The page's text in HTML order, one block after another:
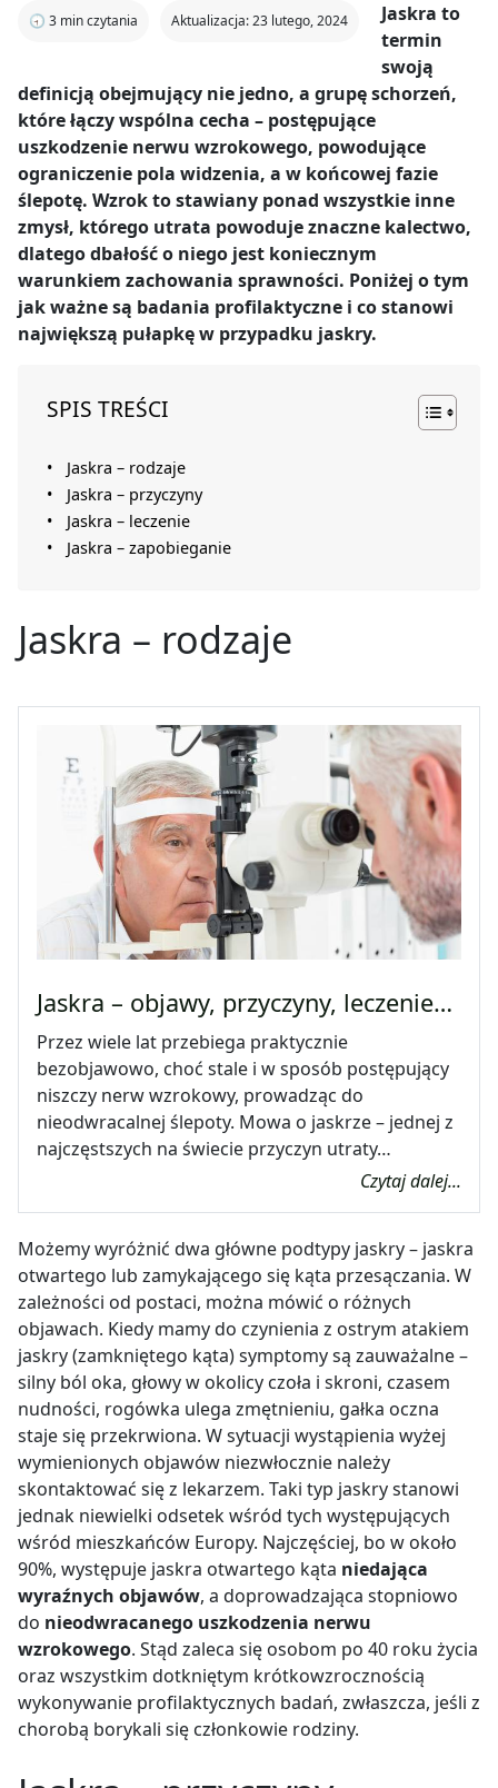
🕣 3 min czytania Aktualizacja: 23 lutego, 2024
Jaskra to
termin
swoją
definicją obejmujący nie jedno, a grupę schorzeń,
które łączy wspólna cecha – postępujące
uszkodzenie nerwu wzrokowego, powodujące
ograniczenie pola widzenia, a w końcowej fazie
ślepotę. Wzrok to stawiany ponad wszystkie inne
zmysł, którego utrata powoduje znaczne kalectwo,
dlatego dbałość o niego jest koniecznym
warunkiem zachowania sprawności. Poniżej o tym
jak ważne są badania profilaktyczne i co stanowi
największą pułapkę w przypadku jaskry.
SPIS TREŚCI
Jaskra – rodzaje
Jaskra – przyczyny
Jaskra – leczenie
Jaskra – zapobieganie
Jaskra – rodzaje
Jaskra – objawy, przyczyny, leczenie…
Przez wiele lat przebiega praktycznie
bezobjawowo, choć stale i w sposób postępujący
niszczy nerw wzrokowy, prowadząc do
nieodwracalnej ślepoty. Mowa o jaskrze – jednej z
najczęstszych na świecie przyczyn utraty…
Czytaj dalej...
Możemy wyróżnić dwa główne podtypy jaskry – jaskra
otwartego lub zamykającego się kąta przesączania. W
zależności od postaci, można mówić o różnych
objawach. Kiedy mamy do czynienia z ostrym atakiem
jaskry (zamkniętego kąta) symptomy są zauważalne –
silny ból oka, głowy w okolicy czoła i skroni, czasem
nudności, rogówka ulega zmętnieniu, gałka oczna
staje się przekrwiona. W sytuacji wystąpienia wyżej
wymienionych objawów niezwłocznie należy
skontaktować się z lekarzem. Taki typ jaskry stanowi
jednak niewielki odsetek wśród tych występujących
wśród mieszkańców Europy. Najczęściej, bo w około
90%, występuje jaskra otwartego kąta niedająca
wyraźnych objawów, a doprowadzająca stopniowo
do nieodwracanego uszkodzenia nerwu
wzrokowego. Stąd zaleca się osobom po 40 roku życia
oraz wszystkim dotkniętym krótkowzrocznością
wykonywanie profilaktycznych badań, zwłaszcza, jeśli z
chorobą borykali się członkowie rodziny.